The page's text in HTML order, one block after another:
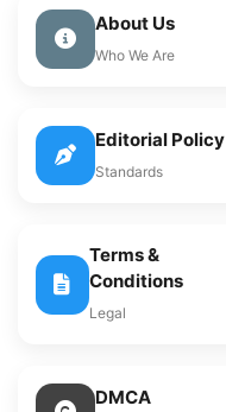
About Us
Who We Are
Editorial Policy
Standards
Terms &
Conditions
Legal
DMCA